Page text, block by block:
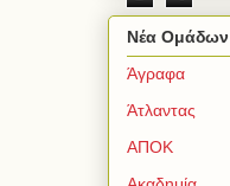
Νέα Ομάδων
Άγραφα
Άτλαντας
ΑΠΟΚ